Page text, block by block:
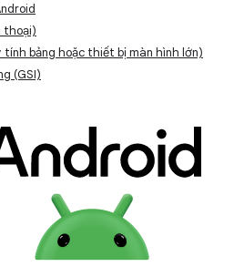
thoại)
bảng hoặc thiết bị màn hình lớn)
(GSI)